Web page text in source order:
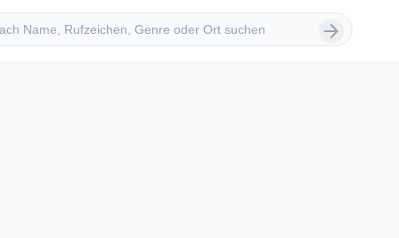
arrow_forward